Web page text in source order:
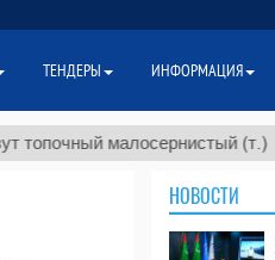
малосернистый (т.) $300
НОВОСТИ
ТЕНДЕРЫ ИНФОРМАЦИЯ